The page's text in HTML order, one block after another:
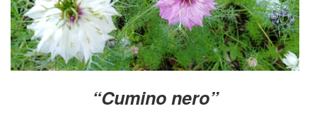
“Cumino nero”